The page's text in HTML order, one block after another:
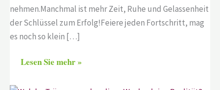
nehmen.Manchmal ist mehr Zeit, Ruhe und Gelassenheit
der Schlüssel zum Erfolg!Feiere jeden Fortschritt, mag
es noch so klein […]
Lesen Sie mehr »